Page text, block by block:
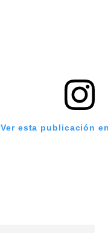
Ver esta publicación